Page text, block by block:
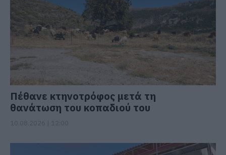
Πέθανε κτηνοτρόφος μετά τη
θανάτωση του κοπαδιού του